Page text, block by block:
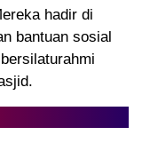
hadir di
bantuan sosial